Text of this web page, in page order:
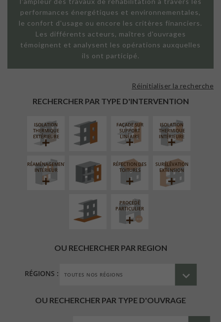
performances énergétiques et environnementales,
le confort d'usage ou encore les critères financiers.
Les différents acteurs, maîtres d'ouvrages
témoignent et analysent les opérations auxquelles
ils ont participé.
RECHERCHER PAR TYPE D'INTERVENTION
Réinitialiser la recherche
ISOLATION
THERMIQUE
EXTÉRIEURE
FAÇADE SUR
SUPPORT
LINÉAIRE
ISOLATION
THERMIQUE
INTÉRIEURE
RÉAMÉNAGEMENT
INTÉRIEUR
FERMETURE
LOGGIAS
RÉFECTION DES
TOITURES
SURÉLÉVATION
EXTENSION
AMÉNAGEMENT
EXTÉRIEUR
PROCÉDÉ
PARTICULIER
OU RECHERCHER PAR REGION
RÉGIONS :
OU RECHERCHER PAR TYPE D'OUVRAGE